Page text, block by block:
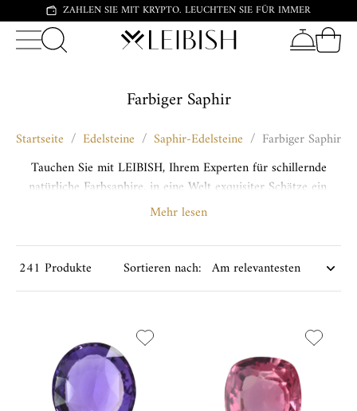
ZAHLEN SIE MIT KRYPTO. LEUCHTEN SIE FÜR IMMER
Farbiger Saphir
Startseite / Edelsteine / Saphir-Edelsteine / Farbiger Saphir
Tauchen Sie mit LEIBISH, Ihrem Experten für schillernde
natürliche Farbsaphire, in eine Welt exquisiter Schätze ein.
Werten Sie Ihren Stil mit unserem erstklassigen Schmuck aus
Perfektion.
Mehr lesen
241 Produkte Sortieren nach: